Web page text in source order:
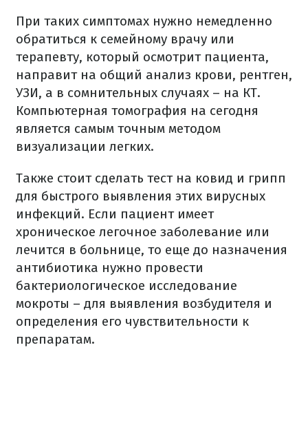
При таких симптомах нужно немедленно
обратиться к семейному врачу или
терапевту, который осмотрит пациента,
направит на общий анализ крови, рентген,
УЗИ, а в сомнительных случаях – на КТ.
Компьютерная томография на сегодня
является самым точным методом
визуализации легких.
Также стоит сделать тест на ковид и грипп
для быстрого выявления этих вирусных
инфекций. Если пациент имеет
хроническое легочное заболевание или
лечится в больнице, то еще до назначения
антибиотика нужно провести
бактериологическое исследование
мокроты – для выявления возбудителя и
определения его чувствительности к
препаратам.